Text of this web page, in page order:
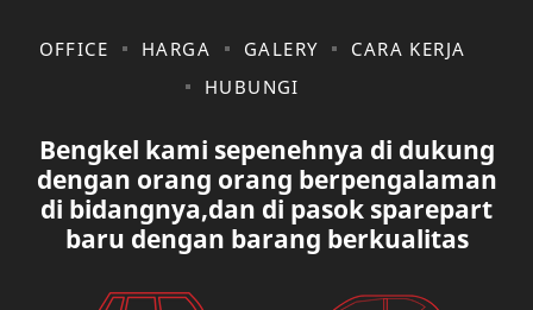
KIA KONSULTASI
MAZDA MERCEDES BANZ
MITSUBISHI MUSIK
OFFICE HARGA GALERY
CARA KERJA
HUBUNGI
Bengkel kami sepenehnya di dukung
dengan orang orang berpengalaman
di bidangnya,dan di pasok sparepart
baru dengan barang berkualitas